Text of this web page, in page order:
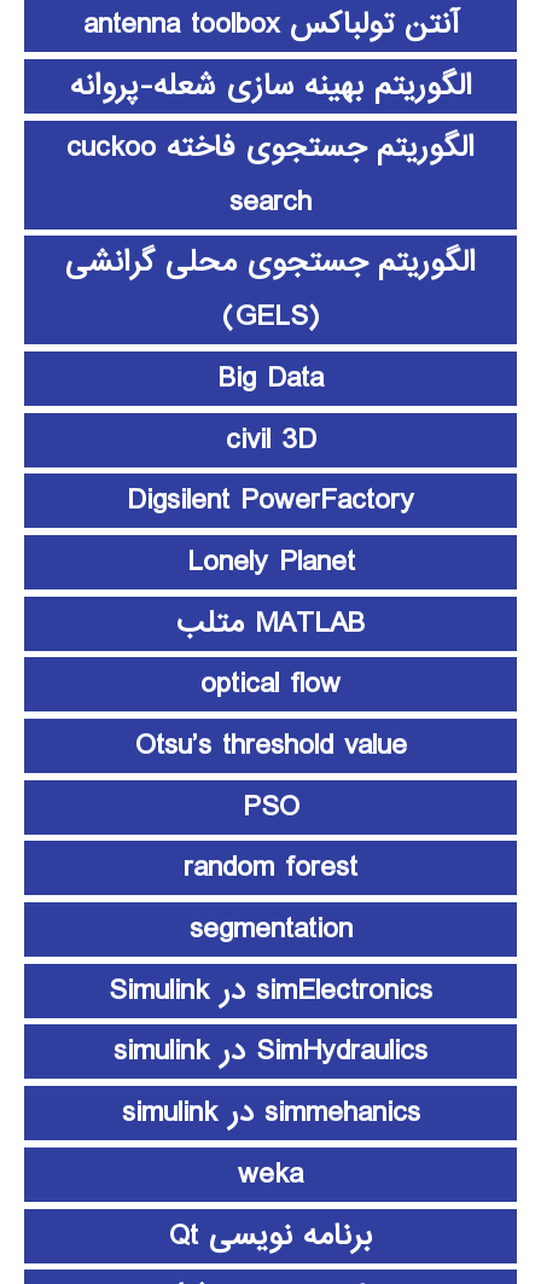
آنتن تولباکس antenna toolbox
الگوریتم بهینه سازی شعله-پروانه
الگوریتم جستجوی فاخته cuckoo
search
الگوریتم جستجوی محلی گرانشی
(GELS)
Big Data
civil 3D
Digsilent PowerFactory
Lonely Planet
MATLAB متلب
optical flow
Otsu’s threshold value
PSO
random forest
segmentation
simElectronics در Simulink
SimHydraulics در simulink
simmehanics در simulink
weka
برنامه نویسی Qt